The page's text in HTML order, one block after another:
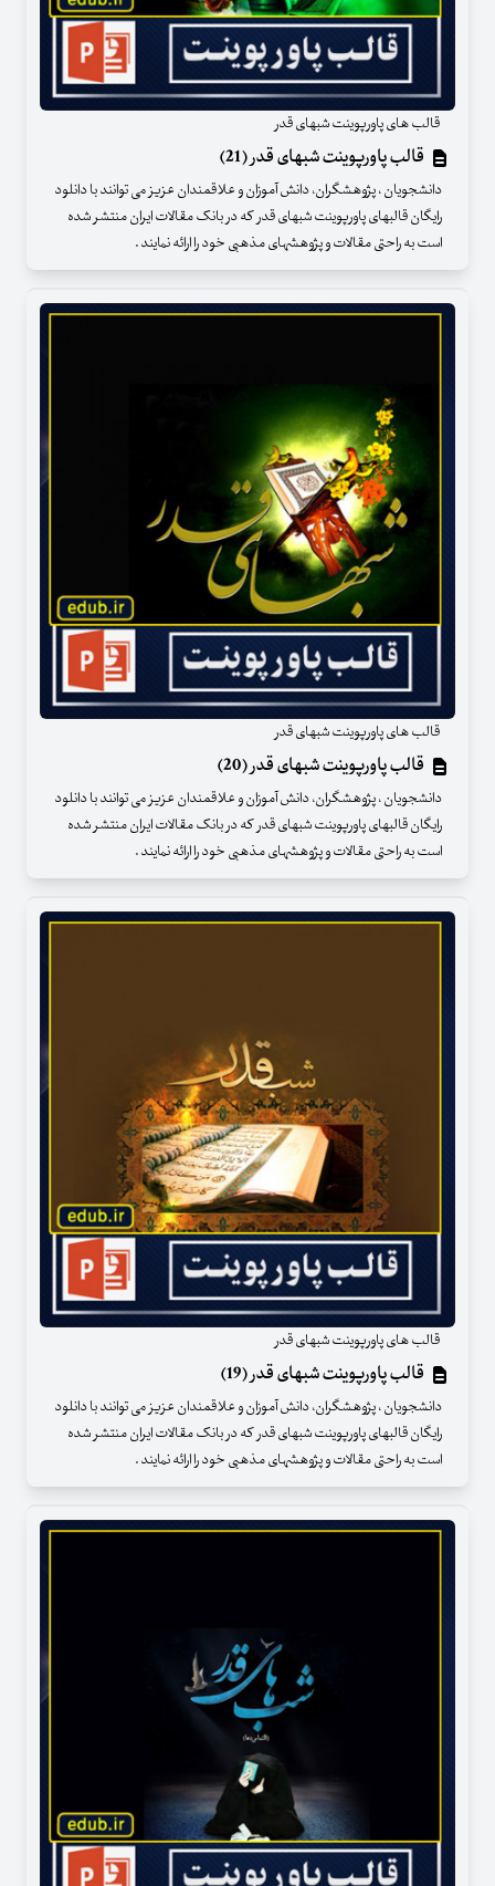
قالب های پاورپوینت شبهای قدر
قالب پاورپوینت شبهای قدر (21)
دانشجویان ، پژوهشگران، دانش آموزان و علاقمندان عزیز می توانند با دانلود
رایگان قالبهای پاورپوینت شبهای قدر که در بانک مقالات ایران منتشر شده
است به راحتی مقالات و پژوهشهای مذهبی خود را ارائه نمایند .
قالب های پاورپوینت شبهای قدر
قالب پاورپوینت شبهای قدر (20)
دانشجویان ، پژوهشگران، دانش آموزان و علاقمندان عزیز می توانند با دانلود
رایگان قالبهای پاورپوینت شبهای قدر که در بانک مقالات ایران منتشر شده
است به راحتی مقالات و پژوهشهای مذهبی خود را ارائه نمایند .
قالب های پاورپوینت شبهای قدر
قالب پاورپوینت شبهای قدر (19)
دانشجویان ، پژوهشگران، دانش آموزان و علاقمندان عزیز می توانند با دانلود
رایگان قالبهای پاورپوینت شبهای قدر که در بانک مقالات ایران منتشر شده
است به راحتی مقالات و پژوهشهای مذهبی خود را ارائه نمایند .